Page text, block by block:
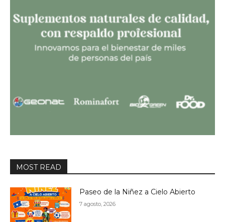
MOST READ
Paseo de la Niñez a Cielo Abierto
7 agosto, 2026